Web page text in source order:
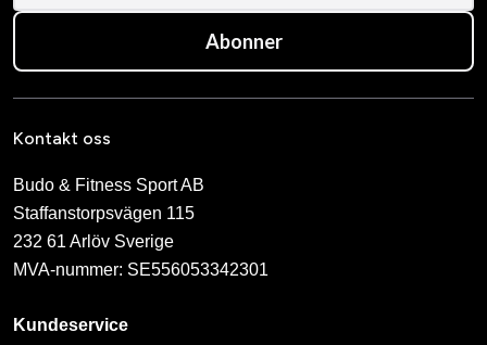
Abonner
Kontakt oss
Budo & Fitness Sport AB
Staffanstorpsvägen 115
232 61 Arlöv Sverige
MVA-nummer: SE556053342301
Kundeservice